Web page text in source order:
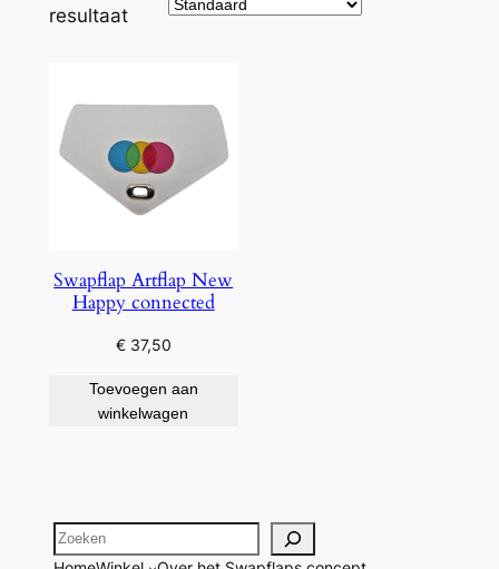
resultaat
Swapflap Artflap New
Happy connected
€37,50
Toevoegen aan
winkelwagen
Zoeken